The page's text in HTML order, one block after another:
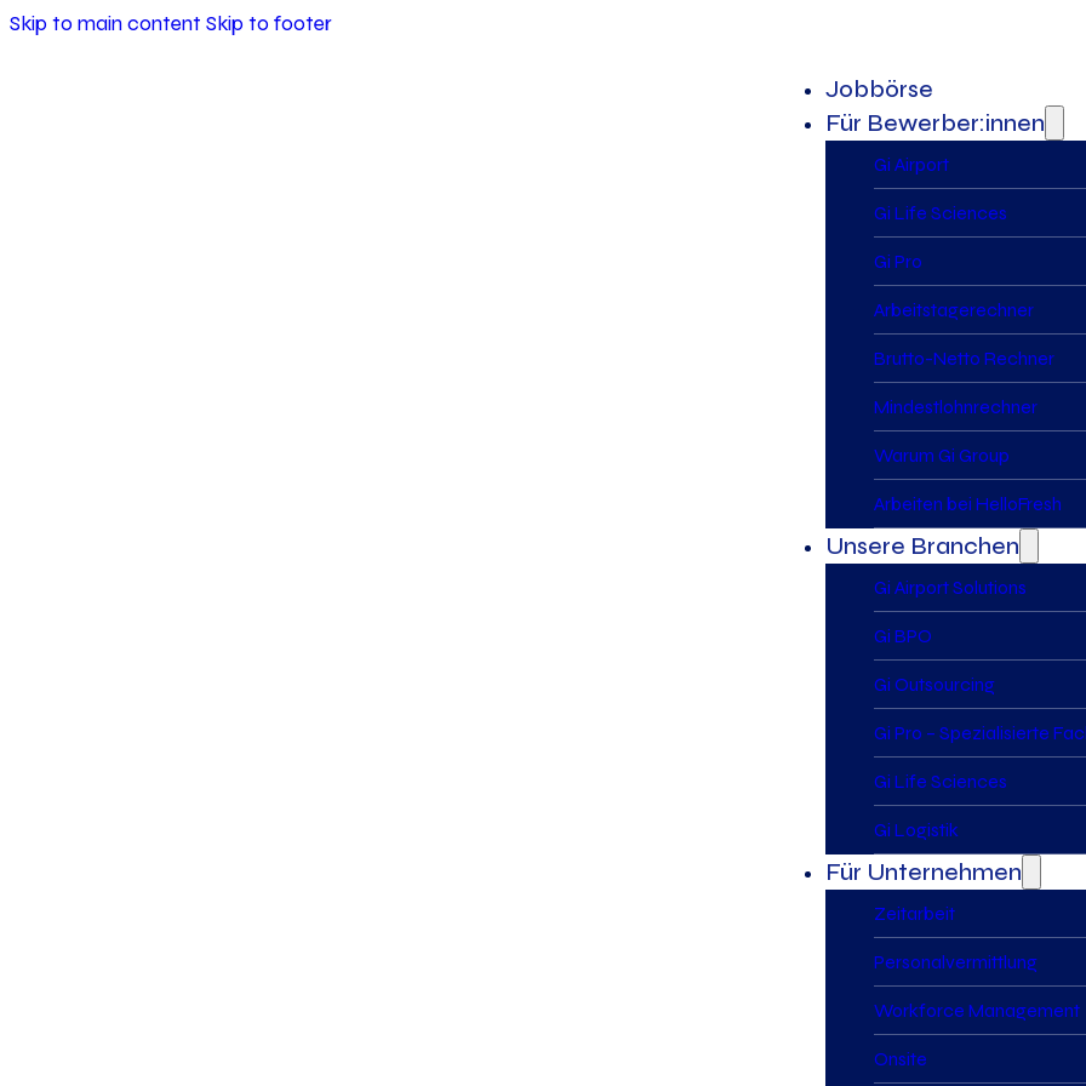
Skip to main content Skip to footer
Jobbörse
Für Bewerber:innen
Gi Airport
Gi Life Sciences
Gi Pro
Arbeitstagerechner
Brutto-Netto Rechner
Mindestlohnrechner
Warum Gi Group
Arbeiten bei HelloFresh
Unsere Branchen
Gi Airport Solutions
Gi BPO
Gi Outsourcing
Gi Pro – Spezialisierte
Gi Life Sciences
Gi Logistik
Für Unternehmen
Zeitarbeit
Personalvermittlung
Workforce Management
Onsite